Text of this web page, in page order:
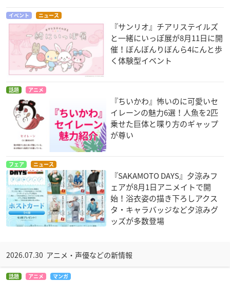
イベント ニュース
『サンリオ』チアリステイルズ
と一緒にいっぽ展が8月11日に開
催！ぼんぼんりぼんら4にんと歩
く体験型イベント
話題 アニメ
『ちいかわ』怖いのに可愛いセ
イレーンの魅力6選！人魚を2匹
乗せた巨体と喋り方のギャップ
が尊い
フェア ニュース
『SAKAMOTO DAYS』夕涼みフ
ェアが8月1日アニメイトで開
始！浴衣姿の描き下ろしアクス
タ・キャラバッジなど夕涼みグ
ッズが多数登場
2026.07.30 アニメ・声優などの新情報
話題 アニメ マンガ